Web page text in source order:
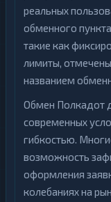
реальных
обменного
такие как
лимиты,
названием
Обмен Полкадот
современных
гибкостью.
возможность
оформления
колебаниях на